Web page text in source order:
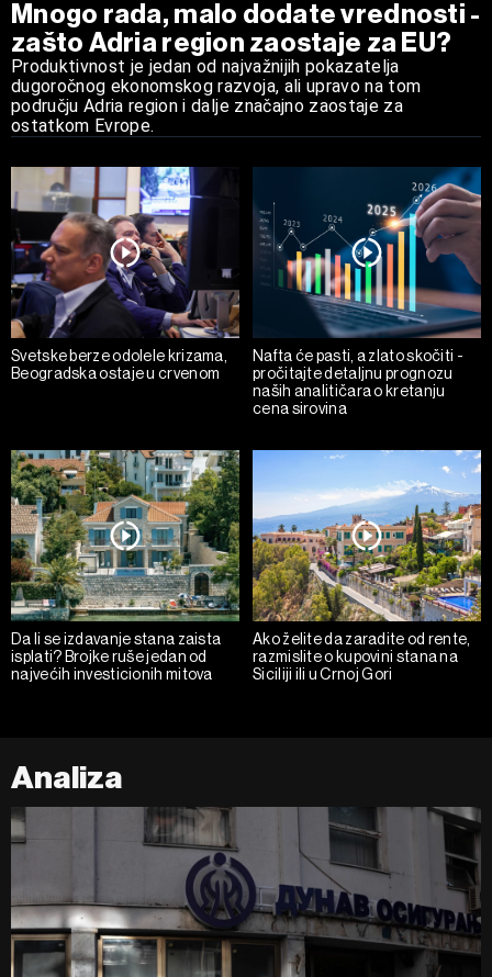
Mnogo rada, malo dodate vrednosti -
zašto Adria region zaostaje za EU?
Produktivnost je jedan od najvažnijih pokazatelja
dugoročnog ekonomskog razvoja, ali upravo na tom
području Adria region i dalje značajno zaostaje za
ostatkom Evrope.
Svetske berze odolele krizama,
Beogradska ostaje u crvenom
Nafta će pasti, a zlato skočiti -
pročitajte detaljnu prognozu
naših analitičara o kretanju
cena sirovina
Da li se izdavanje stana zaista
isplati? Brojke ruše jedan od
najvećih investicionih mitova
Ako želite da zaradite od rente,
razmislite o kupovini stana na
Siciliji ili u Crnoj Gori
Analiza